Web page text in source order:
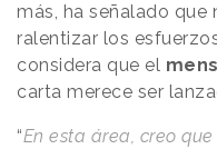
más, ha señalado
ralentizar los
considera que el
carta merece ser
“En esta área, creo